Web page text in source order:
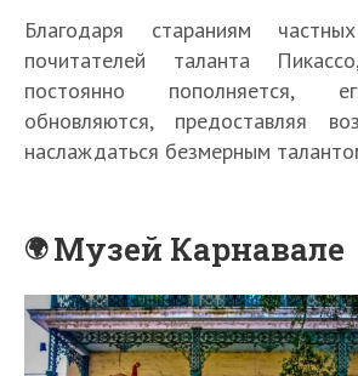
Благодаря стараниям
почитателей таланта
постоянно пополняется,
обновляются, предоставляя
наслаждаться безмерным
Музей Карнавале